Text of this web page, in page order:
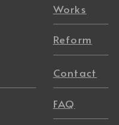
Works
Reform
Contact
FAQ